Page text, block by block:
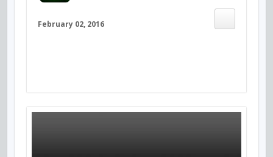
February 02, 2016